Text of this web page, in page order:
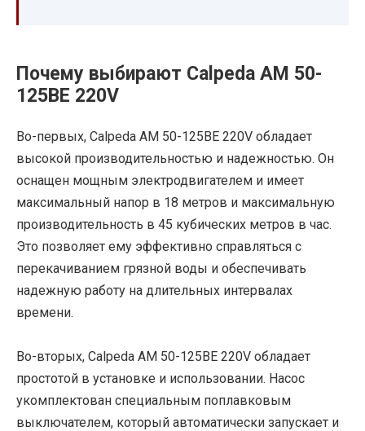
Почему выбирают Calpeda AM 50-
125BE 220V
Во-первых, Calpeda AM 50-125BE 220V обладает
высокой производительностью и надежностью. Он
оснащен мощным электродвигателем и имеет
максимальный напор в 18 метров и максимальную
производительность в 45 кубических метров в час.
Это позволяет ему эффективно справляться с
перекачиванием грязной воды и обеспечивать
надежную работу на длительных интервалах
времени.
Во-вторых, Calpeda AM 50-125BE 220V обладает
простотой в установке и использовании. Насос
укомплектован специальным поплавковым
выключателем, который автоматически запускает и